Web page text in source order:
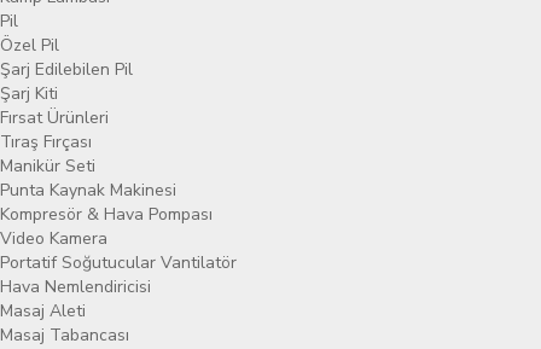
Pil
Özel Pil
Şarj Edilebilen Pil
Şarj Kiti
Fırsat Ürünleri
Tıraş Fırçası
Manikür Seti
Punta Kaynak Makinesi
Kompresör & Hava Pompası
Video Kamera
Portatif Soğutucular Vantilatör
Hava Nemlendiricisi
Masaj Aleti
Masaj Tabancası